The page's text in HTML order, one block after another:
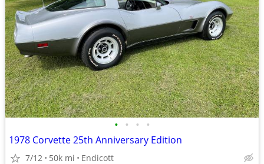
• • • •
1978 Corvette 25th Anniversary Edition
7/12 50k mi Endicott